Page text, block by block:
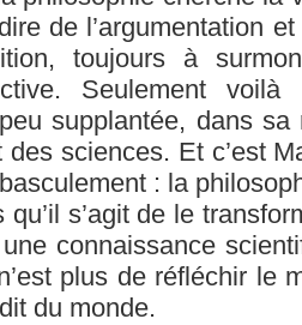
de l’argumentation
toujours à
Seulement
supplantée, dans
des sciences. Et c’est
: la
s’agit de le
connaissance
plus de réfléchir le
du monde.